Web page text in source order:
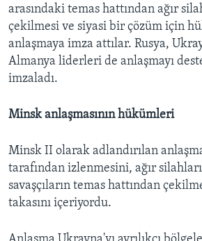
arasındaki temas hattından ağır
çekilmesi ve siyasi bir çözüm için
anlaşmaya imza attılar. Rusya,
Almanya liderleri de anlaşmayı
imzaladı.
Minsk anlaşmasının hükümleri
Minsk II olarak adlandırılan
tarafından izlenmesini, ağır
savaşçıların temas hattından
takasını içeriyordu.